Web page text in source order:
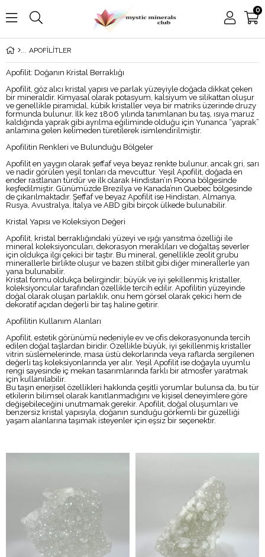
0
APOFİLİTLER
Apofilit: Doğanın Kristal Berraklığı
Apofilit, göz alıcı kristal yapısı ve parlak yüzeyiyle doğada dikkat çeken
bir mineraldir. Kimyasal olarak potasyum, kalsiyum ve silikattan oluşur
ve genellikle piramidal, kübik kristaller veya bir matriks üzerinde druzy
formunda bulunur. İlk kez 1806 yılında tanımlanan bu taş, ısıya maruz
kaldığında yaprak gibi ayrılma eğiliminde olduğu için Yunanca “yaprak”
anlamına gelen kelimeden türetilerek isimlendirilmiştir.
Apofilitin Renkleri ve Bulunduğu Bölgeler
Apofilit en yaygın olarak şeffaf veya beyaz renkte bulunur, ancak gri, sarı
ve nadir görülen yeşil tonları da mevcuttur. Yeşil Apofilit, doğada en
ender rastlanan türdür ve ilk olarak Hindistan’ın Poona bölgesinde
keşfedilmiştir. Günümüzde Brezilya ve Kanada’nın Quebec bölgesinde
de çıkarılmaktadır. Şeffaf ve beyaz Apofilit ise Hindistan, Almanya,
Rusya, Avustralya, İtalya ve ABD gibi birçok ülkede bulunabilir.
Kristal Yapısı ve Koleksiyon Değeri
Apofilit, kristal berraklığındaki yüzeyi ve ışığı yansıtma özelliği ile
mineral koleksiyoncuları, dekorasyon meraklıları ve doğaltaş severler
için oldukça ilgi çekici bir taştır. Bu mineral, genellikle zeolit grubu
minerallerle birlikte oluşur ve bazen stilbit gibi diğer minerallerle yan
yana bulunabilir.
Kristal formu oldukça belirgindir; büyük ve iyi şekillenmiş kristaller,
koleksiyoncular tarafından özellikle tercih edilir. Apofilitin yüzeyinde
doğal olarak oluşan parlaklık, onu hem görsel olarak çekici hem de
dekoratif açıdan değerli bir taş haline getirir.
Apofilitin Kullanım Alanları
Apofilit, estetik görünümü nedeniyle ev ve ofis dekorasyonunda tercih
edilen doğal taşlardan biridir. Özellikle büyük, iyi şekillenmiş kristaller
vitrin süslemelerinde, masa üstü dekorlarında veya raflarda sergilenen
değerli taş koleksiyonlarında yer alır. Yeşil Apofilit ise doğayla uyumlu
rengi sayesinde iç mekan tasarımlarında farklı bir atmosfer yaratmak
için kullanılabilir.
Bu taşın enerjisel özellikleri hakkında çeşitli yorumlar bulunsa da, bu tür
etkilerin bilimsel olarak kanıtlanmadığını ve kişisel deneyimlere göre
değişebileceğini unutmamak gerekir. Apofilit, doğal oluşumları ve
benzersiz kristal yapısıyla, doğanın sunduğu görkemli bir güzelliği
yaşam alanlarına taşımak isteyenler için eşsiz bir seçenektir.